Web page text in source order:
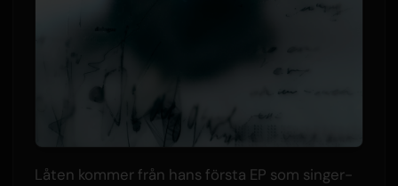
Låten kommer från hans första EP som singer-